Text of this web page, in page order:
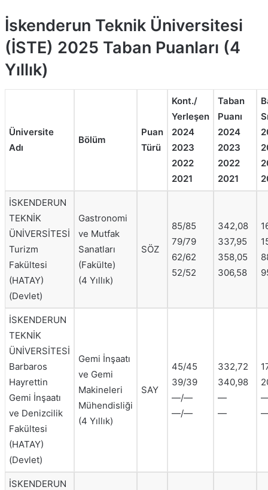
İskenderun Teknik Üniversitesi
(İSTE) 2025 Taban Puanları (4
Yıllık)
Üniversite
Adı
Bölüm
Puan
Türü
Kont./
Yerleşen
2024
2023
2022
2021
Taban
Puanı
2024
2023
2022
2021
İSKENDERUN
TEKNİK
ÜNİVERSİTESİ
Turizm
Fakültesi
(HATAY)
(Devlet)
Gastronomi
ve Mutfak
Sanatları
(Fakülte)
(4 Yıllık)
SÖZ
85/85
79/79
62/62
52/52
342,08
337,95
358,05
306,58
İSKENDERUN
TEKNİK
ÜNİVERSİTESİ
Barbaros
Hayrettin
Gemi İnşaatı
ve Denizcilik
Fakültesi
(HATAY)
(Devlet)
Gemi İnşaatı
ve Gemi
Makineleri
Mühendisliği
(4 Yıllık)
SAY
45/45
39/39
—/—
—/—
332,72
340,98
—
—
İSKENDERUN